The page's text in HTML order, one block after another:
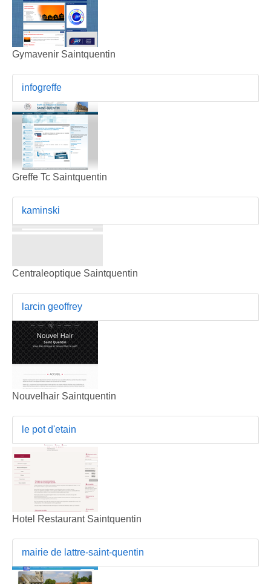
Gymavenir Saintquentin
infogreffe
Greffe Tc Saintquentin
kaminski
Centraleoptique Saintquentin
larcin geoffrey
Nouvelhair Saintquentin
le pot d'etain
Hotel Restaurant Saintquentin
mairie de lattre-saint-quentin